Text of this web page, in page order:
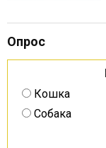
Опрос
Кошка
Собака